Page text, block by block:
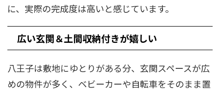
に、実際の完成度は高いと感じています。
広い玄関＆土間収納付きが嬉しい
八王子は敷地にゆとりがある分、玄関スペースが広
めの物件が多く、ベビーカーや自転車をそのまま置